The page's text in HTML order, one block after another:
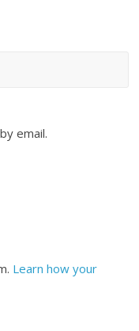
email.
Learn how your